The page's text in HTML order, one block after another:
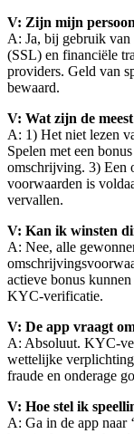
V: Zijn mijn
A: Ja, bij gebruik van
(SSL) en financiële
providers. Geld van
bewaard.
V: Wat zijn de
A: 1) Het niet lezen
Spelen met een
omschrijving. 3) Een
voorwaarden is
vervallen.
V: Kan ik winsten
A: Nee, alle
actieve bonus
KYC-verificatie.
V: De app vraagt
A: Absoluut. KYC-
wettelijke
fraude en onderage
V: Hoe stel ik
A: Ga in de app naar